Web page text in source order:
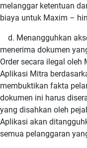
melanggar ketentuan
biaya untuk Maxim –
d. Menangguhkan
menerima dokumen
Order secara ilegal
Aplikasi Mitra
membuktikan fakta
dokumen ini harus
yang disahkan oleh
Aplikasi akan
semua pelanggaran